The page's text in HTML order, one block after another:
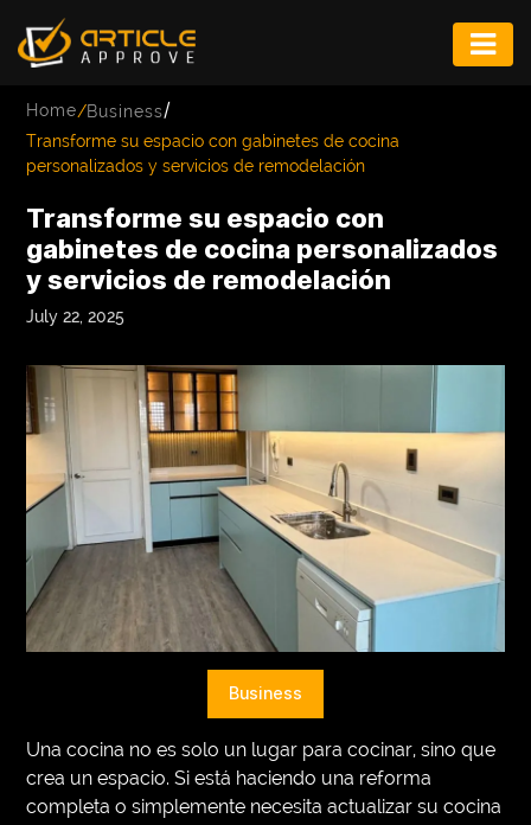
FASHION
GAME
INFRASTRUCTURE
MUSIC
TECH
LIFESTYLE
EDUCATION
VEGETARIANS
AUTOMOTIVE
Home/Business/
Transforme su espacio con gabinetes de cocina
personalizados y servicios de remodelación
Transforme su espacio con
gabinetes de cocina personalizados
y servicios de remodelación
July 22, 2025
Business
Una cocina no es solo un lugar para cocinar, sino que
crea un espacio. Si está haciendo una reforma
completa o simplemente necesita actualizar su cocina